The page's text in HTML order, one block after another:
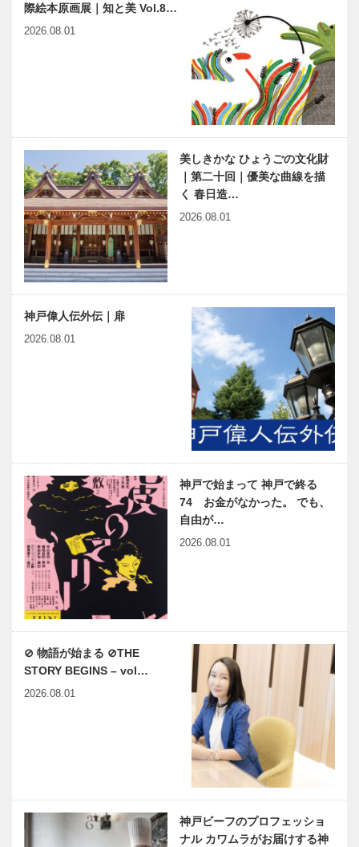
際絵本原画展｜知と美 Vol.8…
2026.08.01
美しきかな ひょうごの文化財
｜第二十回｜優美な曲線を描
く 春日造…
2026.08.01
神戸偉人伝外伝｜扉
2026.08.01
神戸で始まって 神戸で終る
74 お金がなかった。 でも、
自由が…
2026.08.01
⊘ 物語が始まる ⊘THE
STORY BEGINS – vol…
2026.08.01
神戸ビーフのプロフェッショ
ナル カワムラがお届けする神